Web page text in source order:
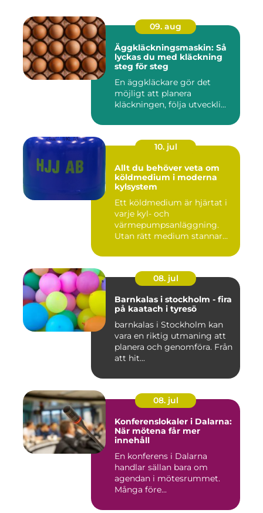
09. aug
Äggkläckningsmaskin: Så
lyckas du med kläckning
steg för steg
En äggkläckare gör det
möjligt att planera
kläckningen, följa utveckli...
10. jul
Allt du behöver veta om
köldmedium i moderna
kylsystem
Ett köldmedium är hjärtat i
varje kyl- och
värmepumpsanläggning.
Utan rätt medium stannar
08. jul
Barnkalas i stockholm - fira
på kaatach i tyresö
barnkalas i Stockholm kan
vara en riktig utmaning att
planera och genomföra. Från
att hit...
08. jul
Konferenslokaler i Dalarna:
När mötena får mer
innehåll
En konferens i Dalarna
handlar sällan bara om
agendan i mötesrummet.
Många före...